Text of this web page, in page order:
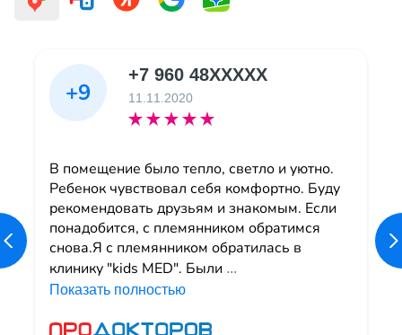
+9
+7 960 48XXXXX
11.11.2020
В помещение было тепло, светло и уютно.
Ребенок чувствовал себя комфортно. Буду
рекомендовать друзьям и знакомым. Если
понадобится, с племянником обратимся
снова.Я с племянником обратилась в
клинику "kids MED". Были ...
Показать полностью